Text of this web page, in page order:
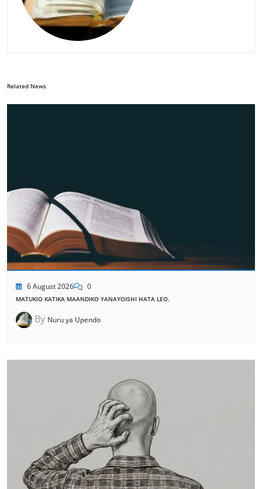
Related News
6 August 2026 0
MATUKIO KATIKA MAANDIKO YANAYOISHI HATA LEO.
By Nuru ya Upendo